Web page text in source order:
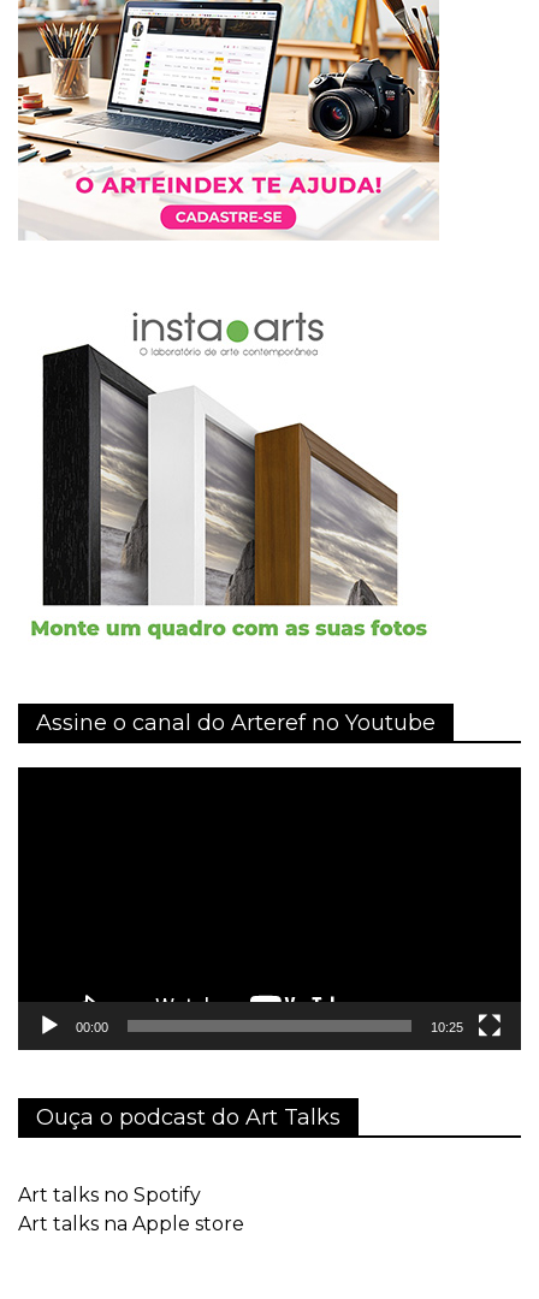
Assine o canal do Arteref no Youtube
00:00 10:25
Ouça o podcast do Art Talks
Art talks no Spotify
Art talks na Apple store